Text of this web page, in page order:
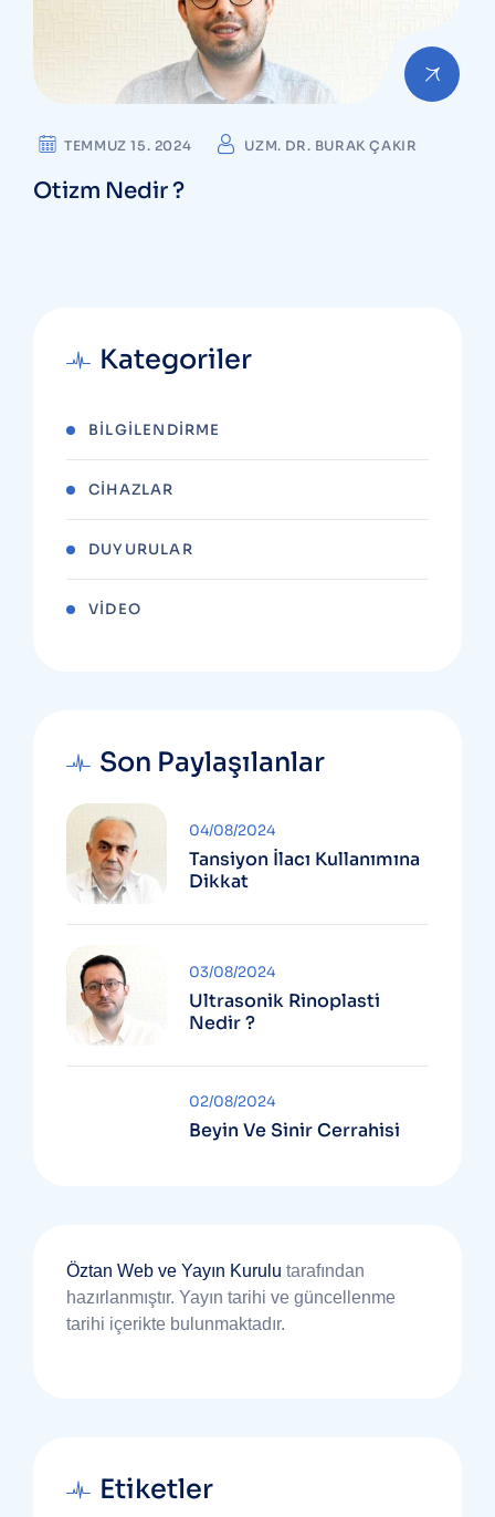
TEMMUZ 15. 2024 UZM. DR. BURAK ÇAKIR
Otizm Nedir ?
Kategoriler
BILGILENDIRME
CIHAZLAR
DUYURULAR
VIDEO
Son Paylaşılanlar
Tansiyon İlacı Kullanımına
Dikkat
04/08/2024
Ultrasonik Rinoplasti
Nedir ?
03/08/2024
Beyin Ve Sinir Cerrahisi
02/08/2024
Öztan Web ve Yayın Kurulu tarafından
hazırlanmıştır. Yayın tarihi ve güncellenme
tarihi içerikte bulunmaktadır.
Etiketler